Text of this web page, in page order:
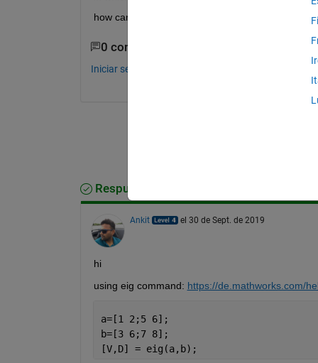
how can i solve it in matlab?
0 comentarios
Iniciar sesión para comentar.
Respuesta aceptada
Ankit el 30 de Sept. de 2019
hi
using eig command: https://de.mathworks.com/
a=[1 2;5 6];
b=[3 6;7 8];
[V,D] = eig(a,b);